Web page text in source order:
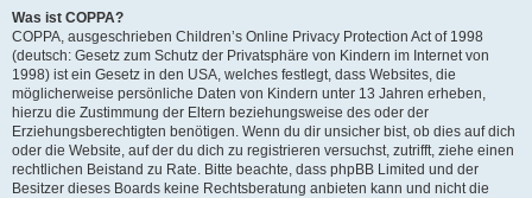
Was ist COPPA?
COPPA, ausgeschrieben Children’s Online Privacy Protection Act of 1998
(deutsch: Gesetz zum Schutz der Privatsphäre von Kindern im Internet von
1998) ist ein Gesetz in den USA, welches festlegt, dass Websites, die
möglicherweise persönliche Daten von Kindern unter 13 Jahren erheben,
hierzu die Zustimmung der Eltern beziehungsweise des oder der
Erziehungsberechtigten benötigen. Wenn du dir unsicher bist, ob dies auf dich
oder die Website, auf der du dich zu registrieren versuchst, zutrifft, ziehe einen
rechtlichen Beistand zu Rate. Bitte beachte, dass phpBB Limited und der
Besitzer dieses Boards keine Rechtsberatung anbieten kann und nicht die